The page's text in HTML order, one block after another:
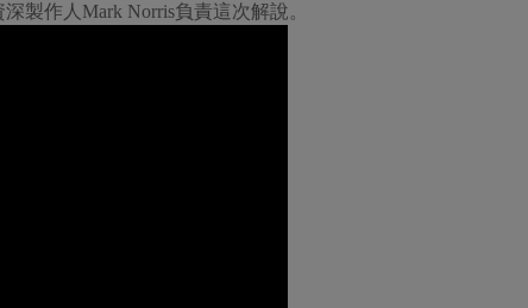
製作人Mark Norris負責這次解說。